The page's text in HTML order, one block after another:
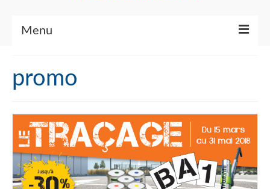
Menu
Qui sommes-nous ?
Accéder à Signals
promo